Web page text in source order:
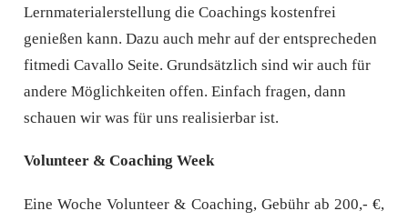
Lernmaterialerstellung die Coachings kostenfrei
genießen kann. Dazu auch mehr auf der entsprecheden
fitmedi Cavallo Seite. Grundsätzlich sind wir auch für
andere Möglichkeiten offen. Einfach fragen, dann
schauen wir was für uns realisierbar ist.
Volunteer & Coaching Week
Eine Woche Volunteer & Coaching, Gebühr ab 200,- €,